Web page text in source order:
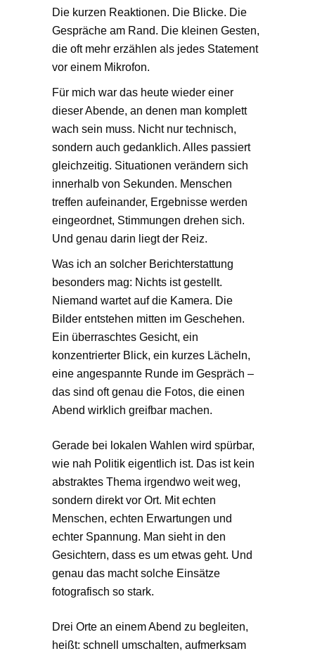
Die kurzen Reaktionen. Die Blicke. Die
Gespräche am Rand. Die kleinen Gesten,
die oft mehr erzählen als jedes Statement
vor einem Mikrofon.
Für mich war das heute wieder einer
dieser Abende, an denen man komplett
wach sein muss. Nicht nur technisch,
sondern auch gedanklich. Alles passiert
gleichzeitig. Situationen verändern sich
innerhalb von Sekunden. Menschen
treffen aufeinander, Ergebnisse werden
eingeordnet, Stimmungen drehen sich.
Und genau darin liegt der Reiz.
Was ich an solcher Berichterstattung
besonders mag: Nichts ist gestellt.
Niemand wartet auf die Kamera. Die
Bilder entstehen mitten im Geschehen.
Ein überraschtes Gesicht, ein
konzentrierter Blick, ein kurzes Lächeln,
eine angespannte Runde im Gespräch –
das sind oft genau die Fotos, die einen
Abend wirklich greifbar machen.
Gerade bei lokalen Wahlen wird spürbar,
wie nah Politik eigentlich ist. Das ist kein
abstraktes Thema irgendwo weit weg,
sondern direkt vor Ort. Mit echten
Menschen, echten Erwartungen und
echter Spannung. Man sieht in den
Gesichtern, dass es um etwas geht. Und
genau das macht solche Einsätze
fotografisch so stark.
Drei Orte an einem Abend zu begleiten,
heißt: schnell umschalten, aufmerksam